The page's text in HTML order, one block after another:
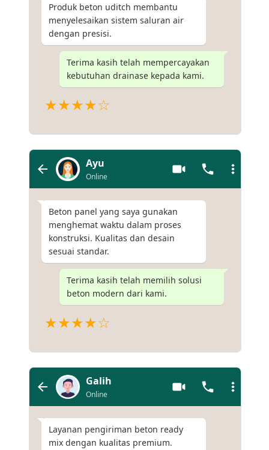
Produk beton uditch membantu
menyelesaikan sistem saluran air
dengan presisi.
Terima kasih telah mempercayakan
kebutuhan drainase kepada kami.
★★★★☆
Ayu
Online
Beton panel yang saya gunakan
menghemat waktu dalam proses
konstruksi. Kualitas dan desain
sesuai standar.
Terima kasih telah memilih solusi
beton modern dari kami.
★★★★☆
Galih
Online
Layanan pengiriman beton ready
mix dengan kualitas premium.